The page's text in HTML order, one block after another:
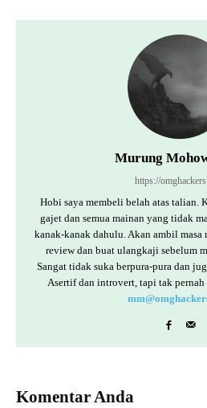
Murung
https://
Hobi saya membeli belah atas talian.
gajet dan semua mainan yang tidak
kanak-kanak dahulu. Akan ambil masa
review dan buat ulangkaji sebelum
Sangat tidak suka berpura-pura dan
Asertif dan introvert, tapi tak
Komentar Anda